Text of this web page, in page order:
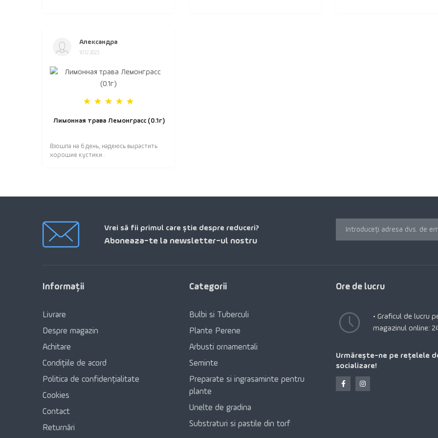
Александра
10.12.2023
Лимонная трава Лемонграсс (0.1г)
Взошла на 6 день, надеюсь вырастить
хорошие кустики..
Vrei să fii primul care știe despre reduceri?
Aboneaza-te la newsletter-ul nostru
Informaţii
Livrare
Despre magazin
Achitare
Condițiile de acord
Politica de confidențialitate
Cookies
Contact
Returnări
Categorii
Bulbi si Tuberculi
Plante Perene
Arbusti ornamentali
Seminte
Preparate si ingrasaminte pentru
plante
Unelte de gradina
Substraturi si pastile din torf
Ore de lucru
• Graficul de lucru
magazinul online:
Urmărește-ne pe rețelele
socializare!